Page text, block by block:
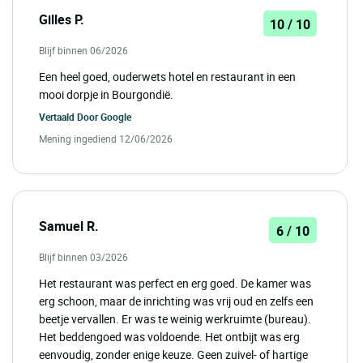
Gilles P. 10 / 10
Blijf binnen 06/2026
Een heel goed, ouderwets hotel en restaurant in een
mooi dorpje in Bourgondië.
Vertaald DoorGoogle
Mening ingediend 12/06/2026
Samuel R. 6 / 10
Blijf binnen 03/2026
Het restaurant was perfect en erg goed. De kamer was
erg schoon, maar de inrichting was vrij oud en zelfs een
beetje vervallen. Er was te weinig werkruimte (bureau).
Het beddengoed was voldoende. Het ontbijt was erg
eenvoudig, zonder enige keuze. Geen zuivel- of hartige